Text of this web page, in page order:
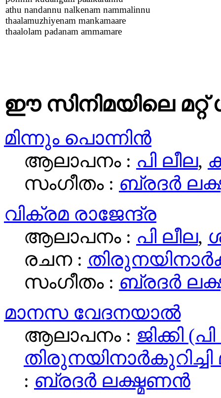
athu nandannu nalkenam nammalinnu
thaalamuzhiyenam mankamaare
thaalolam padanam ammamare
ഈ സിനിമയിലെ
മിന്നും പൊന്നിന്‍
ആലാപനം : പി ലീല,
സംഗീതം : ബ്രദര്‍
വിക്രമ രാജേന്ദ്ര
ആലാപനം : പി ലീല,
രചന :
സംഗീതം : ബ്രദര്‍
മാനസ വേദനയാല്‍
ആലാപനം : ജിക്കി
: ബ്രദര്‍ ലക്ഷ്മണന്‍